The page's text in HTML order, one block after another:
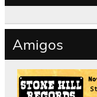
Amigos